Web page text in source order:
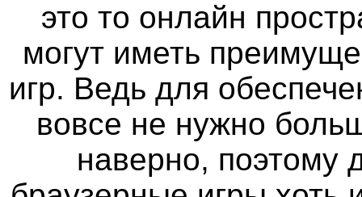
это то онлайн
могут иметь
игр. Ведь для
вовсе не нужно
наверно, поэтому